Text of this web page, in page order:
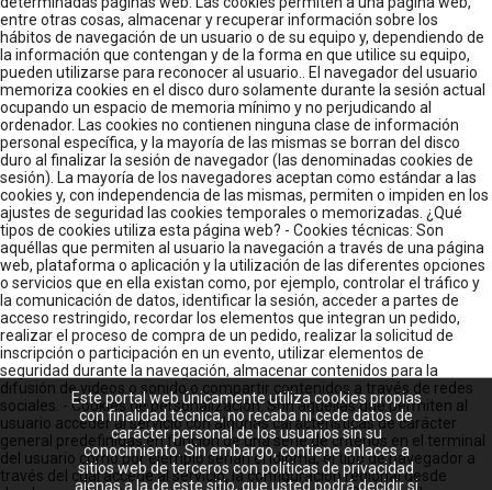
entre otras cosas, almacenar y recuperar información sobre los
hábitos de navegación de un usuario o de su equipo y, dependiendo de
la información que contengan y de la forma en que utilice su equipo,
pueden utilizarse para reconocer al usuario.. El navegador del usuario
memoriza cookies en el disco duro solamente durante la sesión actual
ocupando un espacio de memoria mínimo y no perjudicando al
ordenador. Las cookies no contienen ninguna clase de información
personal específica, y la mayoría de las mismas se borran del disco
duro al finalizar la sesión de navegador (las denominadas cookies de
sesión). La mayoría de los navegadores aceptan como estándar a las
cookies y, con independencia de las mismas, permiten o impiden en los
ajustes de seguridad las cookies temporales o memorizadas. ¿Qué
tipos de cookies utiliza esta página web? - Cookies técnicas: Son
aquéllas que permiten al usuario la navegación a través de una página
web, plataforma o aplicación y la utilización de las diferentes opciones
o servicios que en ella existan como, por ejemplo, controlar el tráfico y
la comunicación de datos, identificar la sesión, acceder a partes de
acceso restringido, recordar los elementos que integran un pedido,
realizar el proceso de compra de un pedido, realizar la solicitud de
inscripción o participación en un evento, utilizar elementos de
seguridad durante la navegación, almacenar contenidos para la
difusión de videos o sonido o compartir contenidos a través de redes
sociales. - Cookies de personalización: Son aquéllas que permiten al
usuario acceder al servicio con algunas características de carácter
general predefinidas en función de una serie de criterios en el terminal
del usuario como por ejemplo serian el idioma, el tipo de navegador a
través del cual accede al servicio, la configuración regional desde
Este portal web únicamente utiliza cookies propias
con finalidad técnica, no recaba ni cede datos de
carácter personal de los usuarios sin su
conocimiento. Sin embargo, contiene enlaces a
sitios web de terceros con políticas de privacidad
ajenas a la de este sitio, que usted podrá decidir si